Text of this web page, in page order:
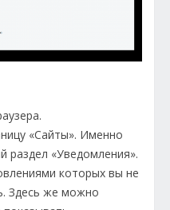
«Сайты». Именно
раздел «Уведомления».
которых вы не
Здесь же можно